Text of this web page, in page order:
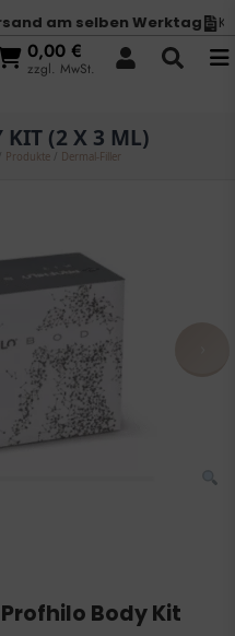
am selben Werktag
0,00 €
zzgl. MwSt.
KIT (2 X 3 ML)
Produkte/ Dermal-Filler
Profhilo Body Kit